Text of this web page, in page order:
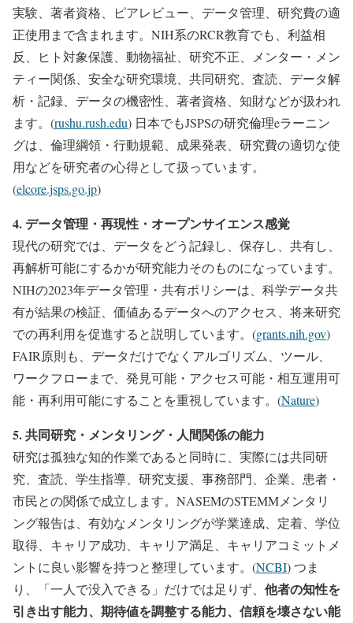
実験、著者資格、ピアレビュー、データ管理、研究費の適
正使用まで含まれます。NIH系のRCR教育でも、利益相
反、ヒト対象保護、動物福祉、研究不正、メンター・メン
ティー関係、安全な研究環境、共同研究、査読、データ解
析・記録、データの機密性、著者資格、知財などが扱われ
ます。(rushu.rush.edu) 日本でもJSPSの研究倫理eラーニン
グは、倫理綱領・行動規範、成果発表、研究費の適切な使
用などを研究者の心得として扱っています。
(elcore.jsps.go.jp)
4. データ管理・再現性・オープンサイエンス感覚
現代の研究では、データをどう記録し、保存し、共有し、
再解析可能にするかが研究能力そのものになっています。
NIHの2023年データ管理・共有ポリシーは、科学データ共
有が結果の検証、価値あるデータへのアクセス、将来研究
での再利用を促進すると説明しています。(grants.nih.gov)
FAIR原則も、データだけでなくアルゴリズム、ツール、
ワークフローまで、発見可能・アクセス可能・相互運用可
能・再利用可能にすることを重視しています。(Nature)
5. 共同研究・メンタリング・人間関係の能力
研究は孤独な知的作業であると同時に、実際には共同研
究、査読、学生指導、研究支援、事務部門、企業、患者・
市民との関係で成立します。NASEMのSTEMMメンタリ
ング報告は、有効なメンタリングが学業達成、定着、学位
取得、キャリア成功、キャリア満足、キャリアコミットメ
ントに良い影響を持つと整理しています。(NCBI) つま
り、「一人で没入できる」だけでは足りず、 他者の知性を
引き出す能力、期待値を調整する能力、信頼を壊さない能